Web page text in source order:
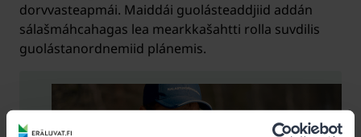
dorvvasteapmái. Maiddái guolásteaddjiid addán
sálašmáhcahagas lea mearkkašahtti rolla suvdilis
guolástanordnemiid plánemis.